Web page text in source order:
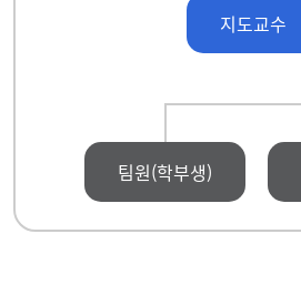
지도교수
팀원(학부생)